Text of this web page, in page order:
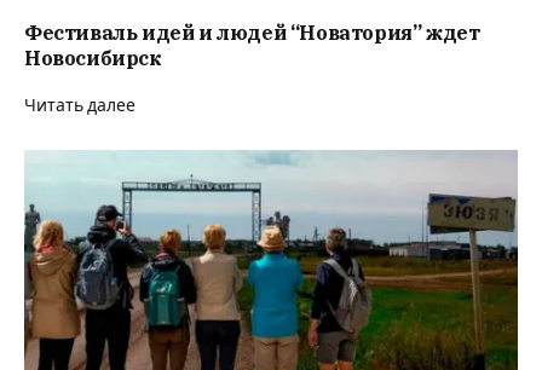
Фестиваль идей и людей “Новатория” ждет
Новосибирск
Читать далее